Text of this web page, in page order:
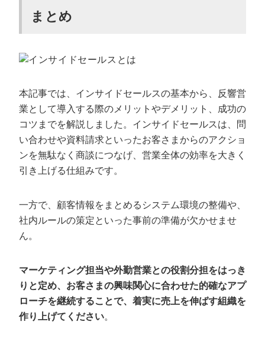
まとめ
本記事では、インサイドセールスの基本から、反響営
業として導入する際のメリットやデメリット、成功の
コツまでを解説しました。インサイドセールスは、問
い合わせや資料請求といったお客さまからのアクショ
ンを無駄なく商談につなげ、営業全体の効率を大きく
引き上げる仕組みです。
一方で、顧客情報をまとめるシステム環境の整備や、
社内ルールの策定といった事前の準備が欠かせませ
ん。
マーケティング担当や外勤営業との役割分担をはっき
りと定め、お客さまの興味関心に合わせた的確なアプ
ローチを継続することで、着実に売上を伸ばす組織を
作り上げてください。